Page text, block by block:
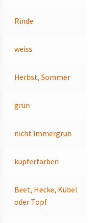
Rinde
weiss
Herbst,Sommer
grün
nicht immergrün
kupferfarben
Beet, Hecke, Kübel
oder Topf